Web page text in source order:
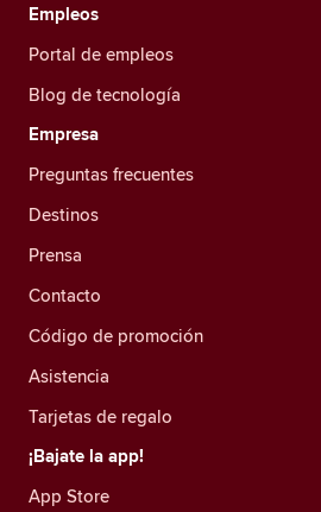
Empleos
Portal de empleos
Blog de tecnología
Empresa
Preguntas frecuentes
Destinos
Prensa
Contacto
Código de promoción
Asistencia
Tarjetas de regalo
¡Bajate la app!
App Store